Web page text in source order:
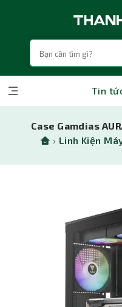
Tin
Case Gamdias
› Linh Kiện